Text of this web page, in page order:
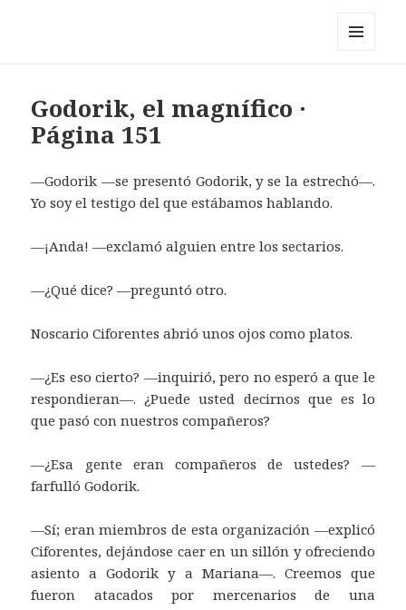
Godorik, el magnífico ·
Página 151
—Godorik —se presentó Godorik, y se la estrechó—.
Yo soy el testigo del que estábamos hablando.
—¡Anda! —exclamó alguien entre los sectarios.
—¿Qué dice? —preguntó otro.
Noscario Ciforentes abrió unos ojos como platos.
—¿Es eso cierto? —inquirió, pero no esperó a que le
respondieran—. ¿Puede usted decirnos que es lo
que pasó con nuestros compañeros?
—¿Esa gente eran compañeros de ustedes? —
farfulló Godorik.
—Sí; eran miembros de esta organización —explicó
Ciforentes, dejándose caer en un sillón y ofreciendo
asiento a Godorik y a Mariana—. Creemos que
fueron atacados por mercenarios de una